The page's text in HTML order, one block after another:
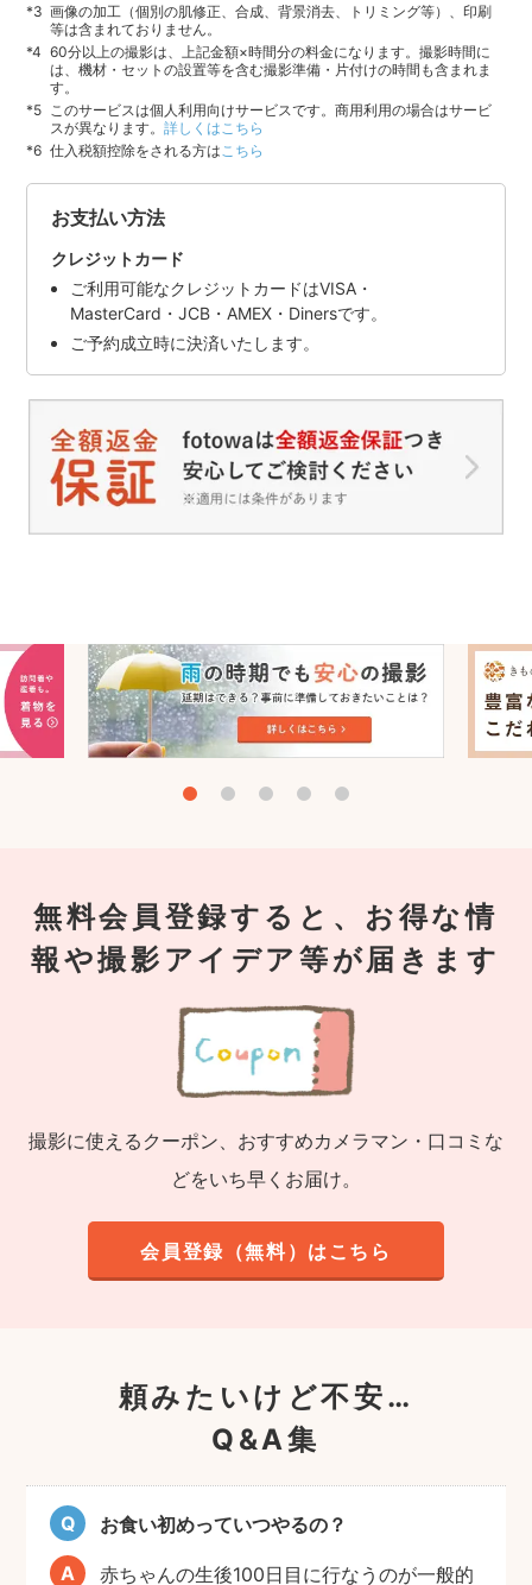
画像の加工（個別の肌修正、合成、背景消去、トリミング等）、印刷
等は含まれておりません。
60分以上の撮影は、上記金額×時間分の料金になります。撮影時間に
は、機材・セットの設置等を含む撮影準備・片付けの時間も含まれま
す。
このサービスは個人利用向けサービスです。商用利用の場合はサービ
スが異なります。詳しくはこちら
仕入税額控除をされる方はこちら
お支払い方法
クレジットカード
ご利用可能なクレジットカードはVISA・
MasterCard・JCB・AMEX・Dinersです。
ご予約成立時に決済いたします。
無料会員登録すると、お得な情
報や撮影アイデア等が届きます
撮影に使えるクーポン、おすすめカメラマン・口コミな
どをいち早くお届け。
会員登録（無料）はこちら
頼みたいけど不安…
Q&A集
お食い初めっていつやるの？
赤ちゃんの生後100日目に行なうのが一般的